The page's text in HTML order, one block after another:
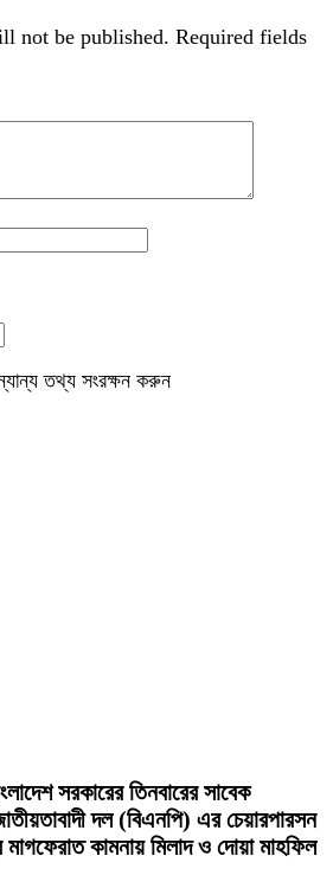
not be published. Required fields
তথ্য সংরক্ষন করুন
সরকারের তিনবারের সাবেক
দল (বিএনপি) এর চেয়ারপারসন
মাগফেরাত কামনায় মিলাদ ও দোয়া মাহফিল